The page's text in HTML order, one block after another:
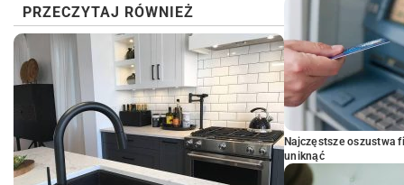
PRZECZYTAJ RÓWNIEŻ
Najczęstsze oszustwa
uniknąć